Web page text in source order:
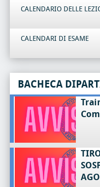
CALENDARIO DELLE
CALENDARI DI ESAME
BACHECA